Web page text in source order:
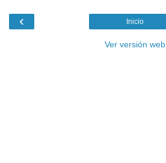
‹ Inicio
Ver versión web